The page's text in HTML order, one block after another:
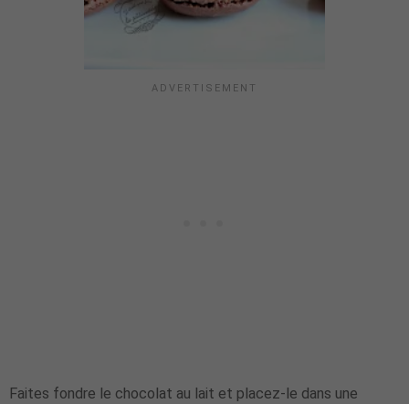
Faites fondre le chocolat au lait et placez-le dans une